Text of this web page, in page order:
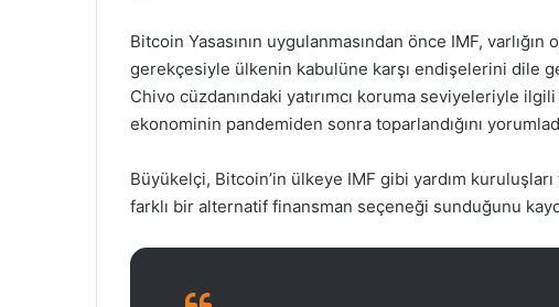
Bitcoin Yasasının uygulanmasından önce IMF,
gerekçesiyle ülkenin kabulüne karşı endişelerini dile
Chivo cüzdanındaki yatırımcı koruma seviyeleriyle
ekonominin pandemiden sonra toparlandığını
Büyükelçi, Bitcoin’in ülkeye IMF gibi yardım
farklı bir alternatif finansman seçeneği sunduğunu